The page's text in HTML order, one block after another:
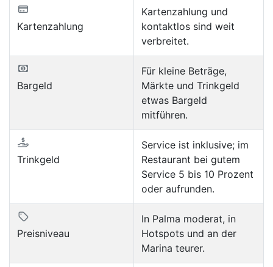
Kartenzahlung
Kartenzahlung und
kontaktlos sind weit
verbreitet.
Bargeld
Für kleine Beträge,
Märkte und Trinkgeld
etwas Bargeld
mitführen.
Trinkgeld
Service ist inklusive; im
Restaurant bei gutem
Service 5 bis 10 Prozent
oder aufrunden.
Preisniveau
In Palma moderat, in
Hotspots und an der
Marina teurer.